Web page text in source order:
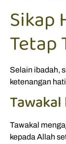
Sikap
Tetap
Selain ibadah,
ketenangan
Tawakal
kepada Allah